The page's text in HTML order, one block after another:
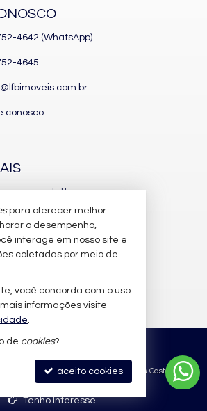
4642 (WhatsApp)
4645
conosco
newsletter
financeiros
seu imóvel
imóveis
Política de Privacidade
Site para imobiliárias: Castel Digital
Tenho Interesse
para oferecer melhor
o desempenho,
interage em nosso site e
coletadas por meio de
você concorda com o uso
informações visite
.
de cookies?
aceito cookies